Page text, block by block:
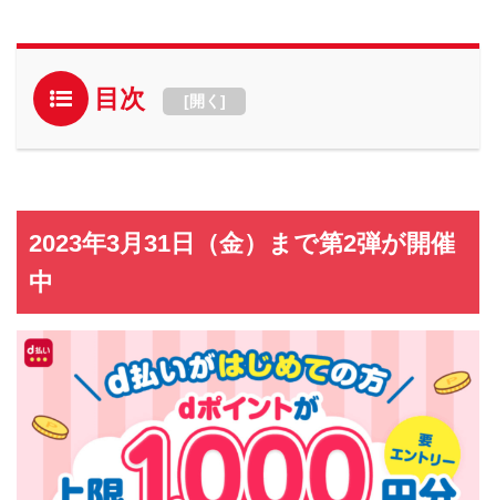
目次 [開く ]
2023年3月31日（金）まで第2弾が開催
中